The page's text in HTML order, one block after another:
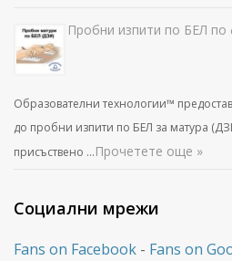
Пробни изпити по БЕЛ
Образователни технологии™
до пробни изпити по БЕЛ за матура
присъствено …Прочетете още »
Социални мрежи
Fans on Facebook - Fans on